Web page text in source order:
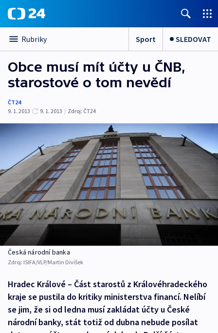
Rubriky Sport SLEDOVAT
Obce musí mít účty u ČNB,
starostové o tom nevědí
ČT24
9. 1. 2013
9. 1. 2013 | Zdroj: ČT24
Česká národní banka
Zdroj: ISIFA/VLP/Martin Divíšek
Hradec Králové – Část starostů z Královéhradeckého
kraje se pustila do kritiky ministerstva financí. Nelíbí
se jim, že si od ledna musí zakládat účty u České
národní banky, stát totiž od dubna nebude posílat